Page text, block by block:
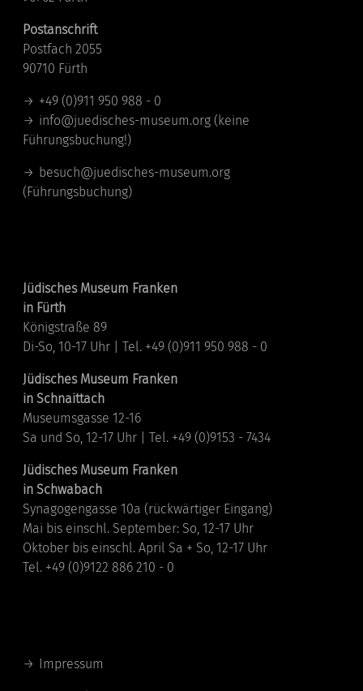
Postanschrift
Postfach 2055
90710 Fürth
+49 (0)911 950 988 - 0
info@juedisches-museum.org (keine
Führungsbuchung!)
besuch@juedisches-museum.org
(Führungsbuchung)
Jüdisches Museum Franken
in Fürth
Königstraße 89
Di-So, 10-17 Uhr | Tel. +49 (0)911 950 988 - 0
Jüdisches Museum Franken
in Schnaittach
Museumsgasse 12-16
Sa und So, 12-17 Uhr | Tel. +49 (0)9153 - 7434
Jüdisches Museum Franken
in Schwabach
Synagogengasse 10a (rückwärtiger Eingang)
Mai bis einschl. September: So, 12-17 Uhr
Oktober bis einschl. April Sa + So, 12-17 Uhr
Tel. +49 (0)9122 886 210 - 0
Impressum